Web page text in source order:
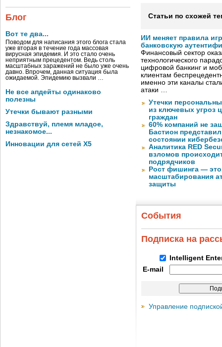
Блог
Вот те два...
Поводом для написания этого блога стала
уже вторая в течение года массовая
вирусная эпидемия. И это стало очень
неприятным прецедентом. Ведь столь
масштабных заражений не было уже очень
давно. Впрочем, данная ситуация была
ожидаемой. Эпидемию вызвали …
Не все апдейты одинаково
полезны
Утечки бывают разными
Здравствуй, племя младое,
незнакомое...
Инновации для сетей X5
Статьи по схожей
ИИ меняет правила
банковскую
Финансовый сектор
технологического
цифровой банкинг и
клиентам
именно эти каналы
атаки …
Утечки
из ключевых угроз
граждан
60% компаний не
Бастион
состоянии
Аналитика RED
взломов
подрядчиков
Рост фишинга —
масштабирования
защиты
События
Подписка на
Intelligent
E-mail
Управление